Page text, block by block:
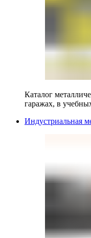
Каталог
гаражах, в
Индустриальная